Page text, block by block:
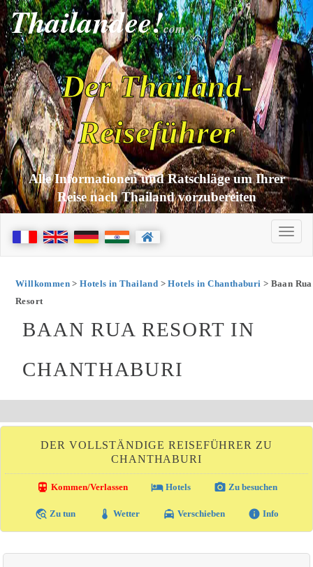
Thailandee!com
Der Thailand-
Reiseführer
Alle Informationen und Ratschläge um Ihrer
Reise nach Thailand vorzubereiten
Willkommen>Hotels in Thailand >Hotels in Chanthaburi > Baan Rua
Resort
BAAN RUA RESORT IN
CHANTHABURI
DER VOLLSTÄNDIGE REISEFÜHRER ZU
CHANTHABURI
directions_transit Kommen/Verlassen local_hotelHotels photo_camera Zu besuchen
travel_explore Zu tun thermostat Wetter local_taxi Verschieben info Info